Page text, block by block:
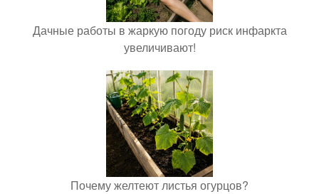
Дачные работы в жаркую погоду риск инфаркта
увеличивают!
Почему желтеют листья огурцов?